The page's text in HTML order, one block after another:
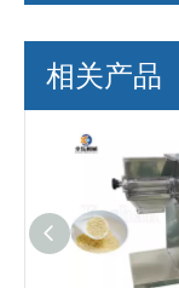
相关产品